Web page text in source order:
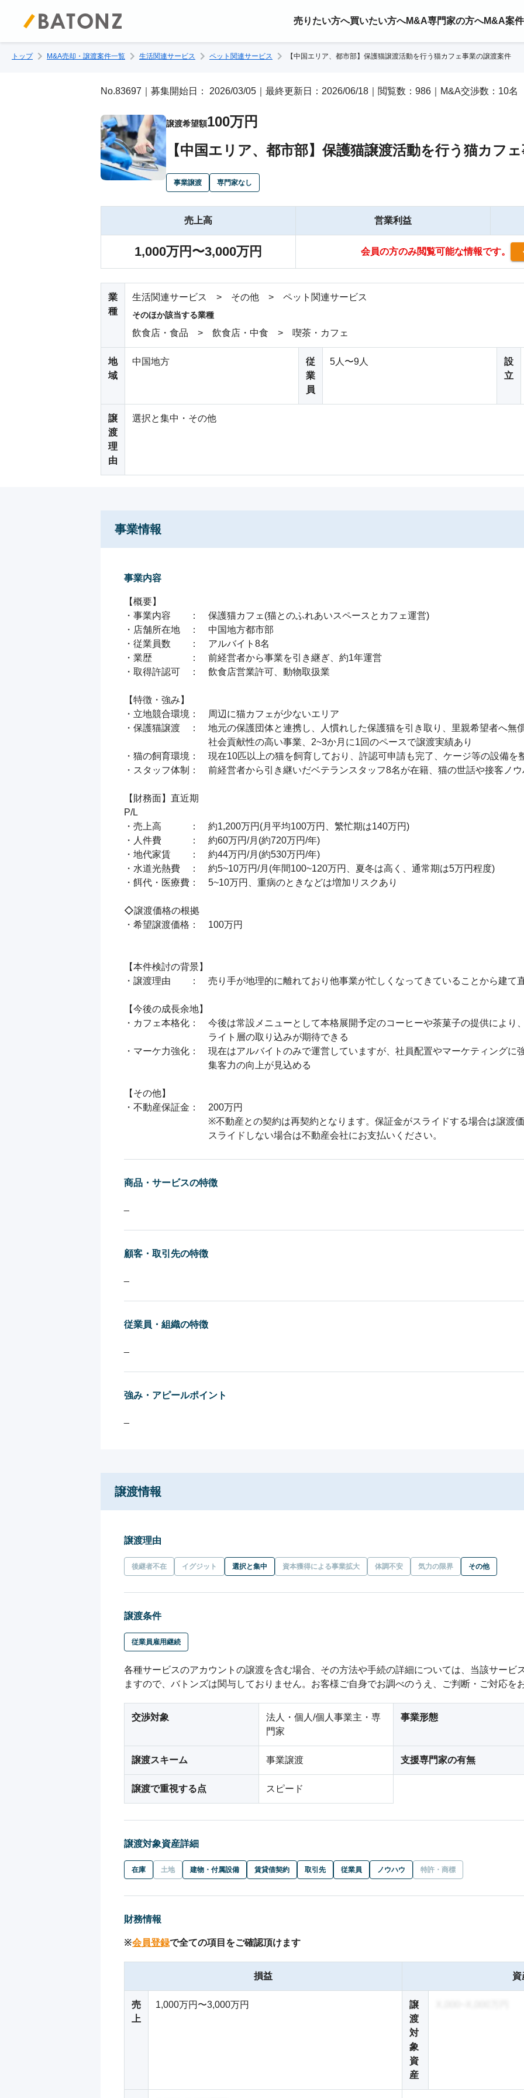
売りたい方へ買いたい方へM&A専門家の方へM&A案
トップ M&A売却・譲渡案件一覧 生活関連サービス ペット関連サービス 【中国エリア、都市部】保護猫譲渡活動を行う猫カフェ事業の譲渡案件
No.83697｜募集開始日： 2026/03/05｜最終更新日：2026/06/18｜閲覧数：986｜M&A交渉数：10名
譲渡希望額100万円
【中国エリア、都市部】保護猫譲渡活動を行う猫カフ
事業譲渡 専門家なし
売上高
1,000万円〜3,000万円
営業利益
会員の方のみ閲覧可能な情報です。
業
種
生活関連サービス > その他 > ペット関連サービス
そのほか該当する業種
飲食店・食品 > 飲食店・中食 > 喫茶・カフェ
地
域
中国地方
従
業
員
5人〜9人
設
立
譲
渡
理
由
選択と集中・その他
事業情報
事業内容
【概要】
・事業内容　　：　保護猫カフェ(猫とのふれあいスペースとカフェ運営)
・店舗所在地　：　中国地方都市部
・従業員数　　：　アルバイト8名
・業歴　　　　：　前経営者から事業を引き継ぎ、約1年運営
・取得許認可　：　飲食店営業許可、動物取扱業
【特徴・強み】
・立地競合環境：　周辺に猫カフェが少ないエリア
・保護猫譲渡　：　地元の保護団体と連携し、人慣れした保護猫を引き取り、里親希望者へ無
社会貢献性の高い事業、2~3か月に1回のペースで譲渡実績あり
・猫の飼育環境：　現在10匹以上の猫を飼育しており、許認可申請も完了、ケージ等の設備を
・スタッフ体制：　前経営者から引き継いだベテランスタッフ8名が在籍、猫の世話や接客ノ
【財務面】直近期
P/L
・売上高　　　：　約1,200万円(月平均100万円、繁忙期は140万円)
・人件費　　　：　約60万円/月(約720万円/年)
・地代家賃　　：　約44万円/月(約530万円/年)
・水道光熱費　：　約5~10万円/月(年間100~120万円、夏冬は高く、通常期は5万円程度)
・餌代・医療費：　5~10万円、重病のときなどは増加リスクあり
◇譲渡価格の根拠
・希望譲渡価格：　100万円
【本件検討の背景】
・譲渡理由　　：　売り手が地理的に離れており他事業が忙しくなってきていることから建て
【今後の成長余地】
・カフェ本格化：　今後は常設メニューとして本格展開予定のコーヒーや茶菓子の提供により
ライト層の取り込みが期待できる
・マーケ力強化：　現在はアルバイトのみで運営していますが、社員配置やマーケティングに
集客力の向上が見込める
【その他】
・不動産保証金：　200万円
※不動産との契約は再契約となります。保証金がスライドする場合は譲渡価格
商品・サービスの特徴
顧客・取引先の特徴
従業員・組織の特徴
強み・アピールポイント
譲渡情報
譲渡理由
後継者不在 イグジット 選択と集中 資本獲得による事業拡大 体調不安 気力の限界 その他
譲渡条件
従業員雇用継続
各種サービスのアカウントの譲渡を含む場合、その方法や手続の詳細については、当該サービ
ますので、バトンズは関与しておりません。お客様ご自身でお調べのうえ、ご判断・ご対応を
交渉対象
法人・個人/個人事業主・専
門家
事業形態
譲渡スキーム 事業譲渡 支援専門家の有無
譲渡で重視する点 スピード
譲渡対象資産詳細
在庫 土地 建物・付属設備 賃貸借契約 取引先 従業員 ノウハウ 特許・商標
財務情報
※会員登録で全ての項目をご確認頂けます
損益
売
上
1,000万円〜3,000万円
資
譲
渡
対
象
資
産